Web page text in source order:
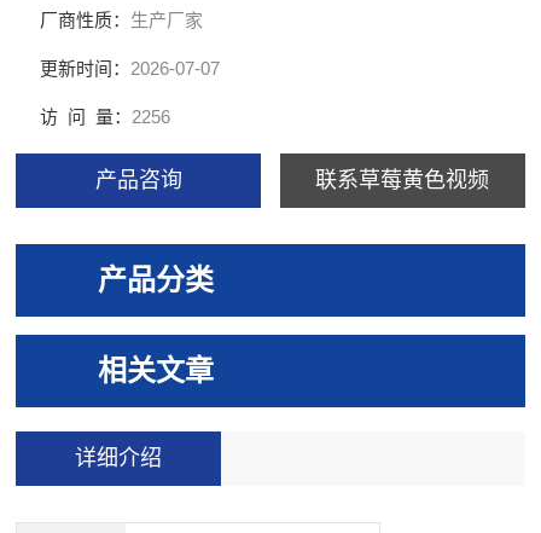
物的
厂商性质： 生产厂家
更新时间： 2026-07-07
访 问 量： 2256
产品咨询 联系草莓黄色视频
产品分类
相关文章
详细介绍